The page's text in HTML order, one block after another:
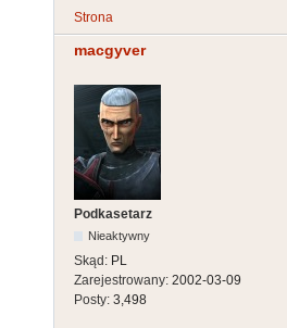
Strona
macgyver
Podkasetarz
Nieaktywny
Skąd: PL
Zarejestrowany: 2002-03-09
Posty: 3,498